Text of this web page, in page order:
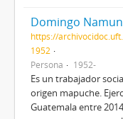
Domingo
https://
1952
Persona
1952-
Es un trabajador
origen mapuche.
Guatemala entre